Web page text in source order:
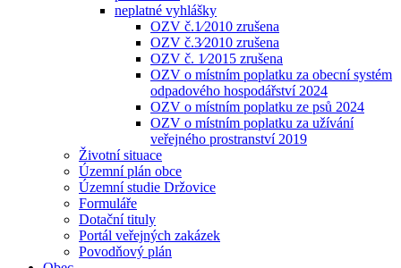
neplatné vyhlášky
OZV č.1⁄2010 zrušena
OZV č.3⁄2010 zrušena
OZV č. 1⁄2015 zrušena
OZV o místním poplatku za obecní systém
odpadového hospodářství 2024
OZV o místním poplatku ze psů 2024
OZV o místním poplatku za užívání
veřejného prostranství 2019
Životní situace
Územní plán obce
Územní studie Držovice
Formuláře
Dotační tituly
Portál veřejných zakázek
Povodňový plán